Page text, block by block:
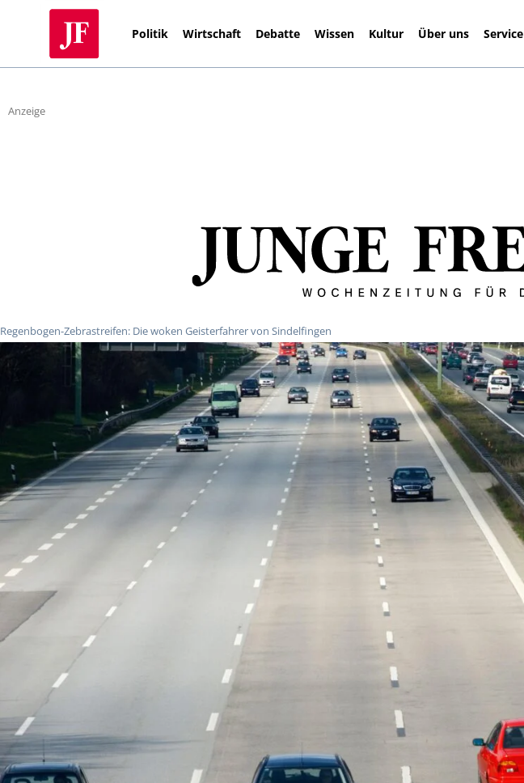
Politik Wirtschaft Debatte Wissen Kultur Über uns Service
Anzeige
Regenbogen-Zebrastreifen: Die woken Geisterfahrer von Sindelfingen